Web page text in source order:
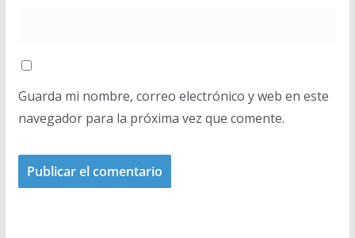
Guarda mi nombre, correo electrónico y web en este
navegador para la próxima vez que comente.